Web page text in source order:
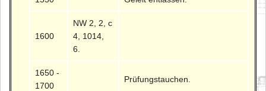
1600
NW 2, 2, c
4, 1014,
6.
1650 -
1700
Prüfungstauchen.